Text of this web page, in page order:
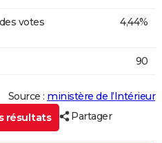
votes
4,44%
90
Source : ministère de l’Intérieur
résultats
Partager